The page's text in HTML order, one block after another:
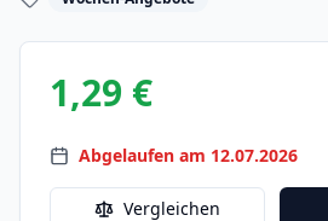
1,29 €
Abgelaufen am 12.07.2026
Vergleichen